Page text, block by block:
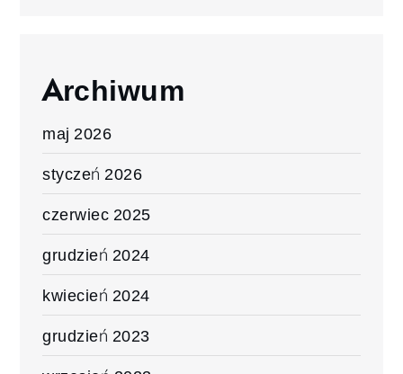
Archiwum
maj 2026
styczeń 2026
czerwiec 2025
grudzień 2024
kwiecień 2024
grudzień 2023